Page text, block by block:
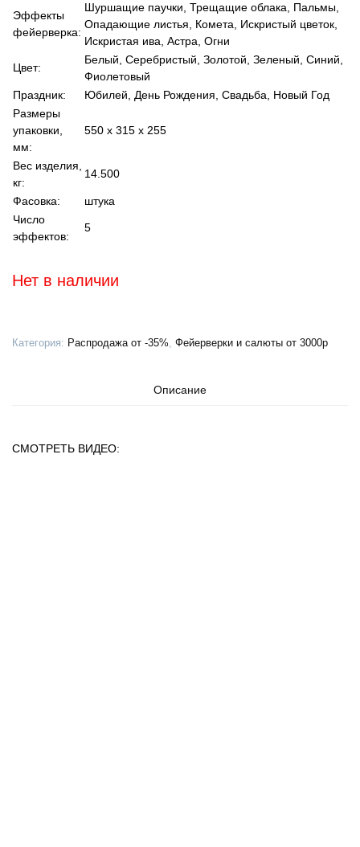
Эффекты
фейерверка:
Шуршащие паучки, Трещащие облака, Пальмы,
Опадающие листья, Комета, Искристый цветок,
Искристая ива, Астра, Огни
Цвет:
Белый, Серебристый, Золотой, Зеленый, Синий,
Фиолетовый
Праздник:
Юбилей, День Рождения, Свадьба, Новый Год
Размеры
упаковки,
мм:
550 х 315 х 255
Вес изделия,
кг:
14.500
Фасовка:
штука
Число
эффектов:
5
Нет в наличии
Категория: Распродажа от -35%, Фейерверки и салюты от 3000р
Описание
СМОТРЕТЬ ВИДЕО: